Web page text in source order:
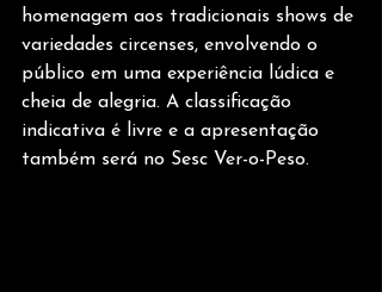
homenagem aos tradicionais shows de
variedades circenses, envolvendo o
público em uma experiência lúdica e
cheia de alegria. A classificação
indicativa é livre e a apresentação
também será no Sesc Ver-o-Peso.